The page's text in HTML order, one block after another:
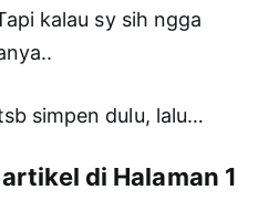
kalau sy sih ngga
simpen dulu, lalu…
di Halaman 1